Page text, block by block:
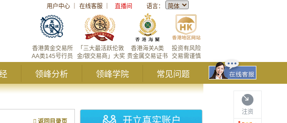
用户中心 在线客服 直播间 语言：
投资有风险
交易需谨慎
香港海关A类
贵金属交易证书
「三大最活跃伦敦
金/银交易商」大奖
香港黄金交易所
AA类145号行员
领峰分析 领峰学院 常见问题
注资
返回目录页 开立真实账户